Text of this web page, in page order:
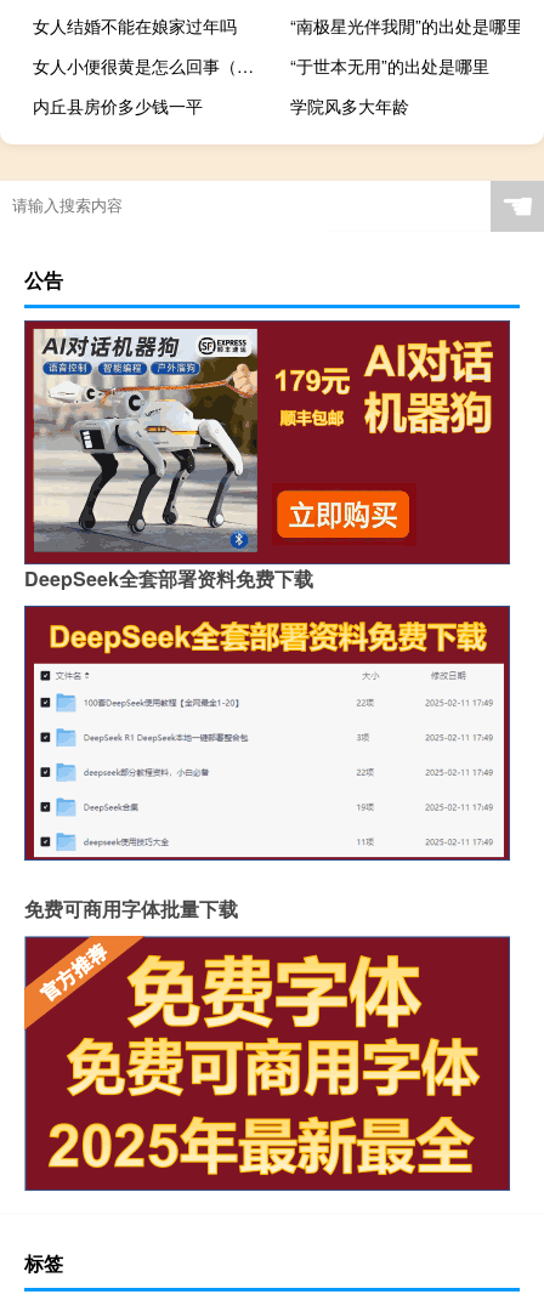
女人结婚不能在娘家过年吗
“南极星光伴我閒”的出处是哪里
女人小便很黄是怎么回事（女性小便很黄是怎么回事）
“于世本无用”的出处是哪里
内丘县房价多少钱一平
学院风多大年龄
☚
公告
DeepSeek全套部署资料免费下载
免费可商用字体批量下载
标签